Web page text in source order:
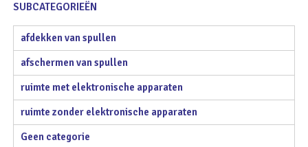
SUBCATEGORIEËN
afdekken van spullen
afschermen van spullen
ruimte met elektronische apparaten
ruimte zonder elektronische apparaten
Geen categorie